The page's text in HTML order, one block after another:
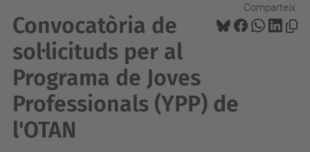
Comparteix:
Convocatòria de
sol·licituds per al
Programa de Joves
Professionals (YPP) de
l'OTAN